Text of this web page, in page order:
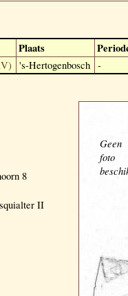
Plaats
's-Hertogenbosch -
8
II
Geen
foto